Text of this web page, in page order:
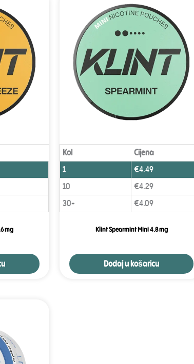
mg
Kol
Cijena
1
€4.49
10
€4.29
30+
€4.09
Klint Spearmint Mini 4.8 mg
Dodaj u košaricu